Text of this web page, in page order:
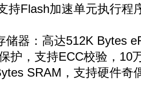
持Flash加速单元执行程
储器：高达512K Bytes
护，支持ECC校验，10
SRAM，支持硬件奇